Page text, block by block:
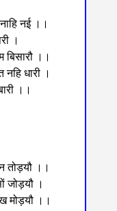
नई ।।
।
।।
धारी ।
।।
तोड़यौ ।।
जोड़यौ ।
मोड़यौ ।।